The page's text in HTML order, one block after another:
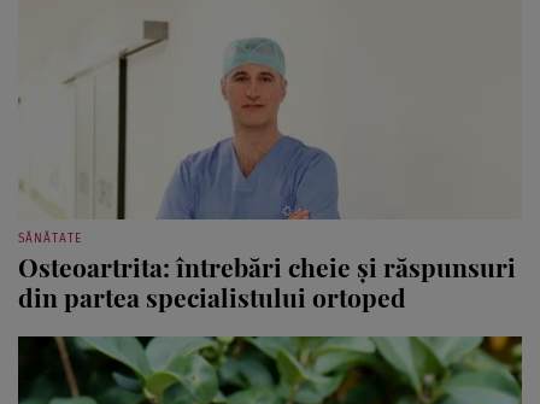
SĂNĂTATE
Osteoartrita: întrebări cheie și răspunsuri
din partea specialistului ortoped